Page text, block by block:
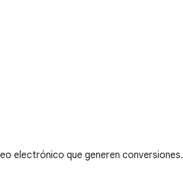
electrónico que generen conversiones.